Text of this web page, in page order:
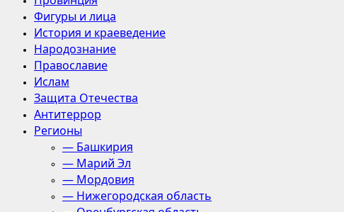
Фигуры и лица
История и краеведение
Народознание
Православие
Ислам
Защита Отечества
Антитеррор
Регионы
— Башкирия
— Марий Эл
— Мордовия
— Нижегородская область